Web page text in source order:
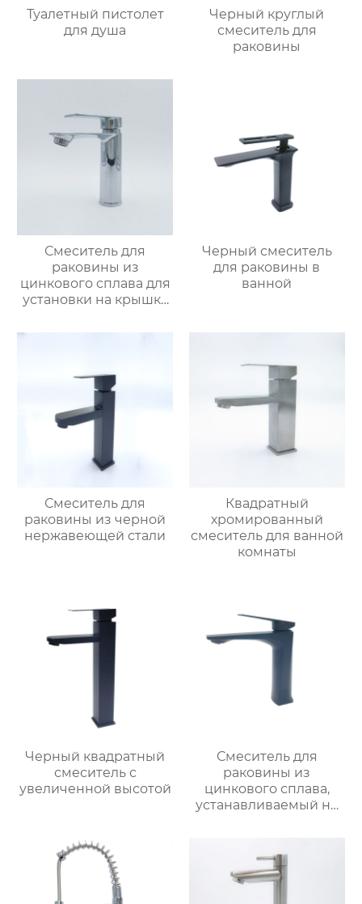
Туалетный пистолет
для душа
Черный круглый
смеситель для
раковины
Смеситель для
раковины из
цинкового сплава для
установки на крышку
Черный смеситель
для раковины в
ванной
Смеситель для
раковины из черной
нержавеющей стали
Квадратный
хромированный
смеситель для ванной
комнаты
Черный квадратный
смеситель с
увеличенной высотой
Смеситель для
раковины из
цинкового сплава,
устанавливаемый на